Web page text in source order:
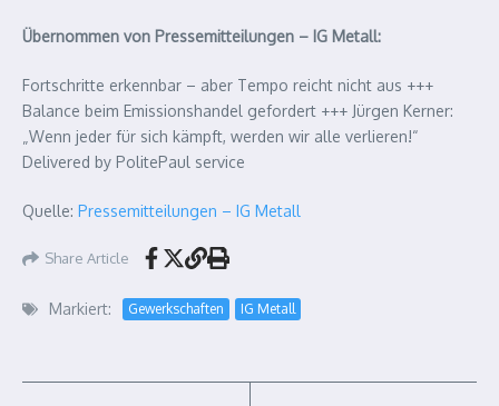
Übernommen von Pressemitteilungen – IG Metall:
Fortschritte erkennbar – aber Tempo reicht nicht aus +++
Balance beim Emissionshandel gefordert +++ Jürgen Kerner:
„Wenn jeder für sich kämpft, werden wir alle verlieren!“
Delivered by PolitePaul service
Quelle: Pressemitteilungen – IG Metall
Share Article
Markiert: Gewerkschaften IG Metall